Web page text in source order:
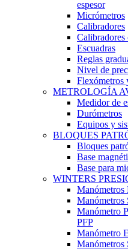
espesor
Micrómetros
Calibradores
Calibradores
Escuadras
Reglas
Nivel de
Flexómetros
METROLOGÍA
Medidor de
Durómetros
Equipos y
BLOQUES
Bloques
Base
Base para
WINTERS
Manómetros
Manómetros
Manómetro
PFP
Manómetro
Manómetros